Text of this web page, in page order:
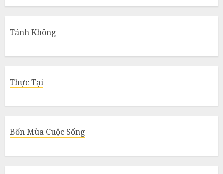
Tánh Không
Thực Tại
Bốn Mùa Cuộc Sống